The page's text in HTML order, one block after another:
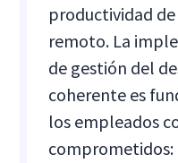
productividad
remoto. La
de gestión del
coherente es
los empleados
comprometidos: